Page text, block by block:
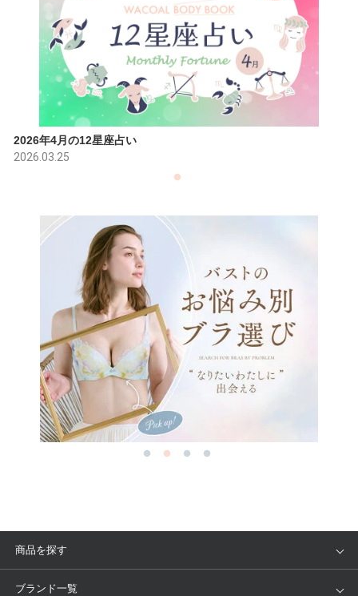
2026年4月の12星座占い
2026.03.25
商品を探す
アイテム
ブランド一覧